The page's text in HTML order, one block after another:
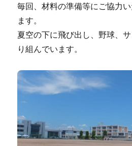
毎回、材料の準備等にご協力
ます。
夏空の下に飛び出し、野球、
り組んでいます。